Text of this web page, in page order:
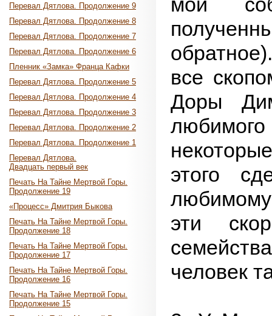
Перевал Дятлова. Продолжение 9
Перевал Дятлова. Продолжение 8
Перевал Дятлова. Продолжение 7
Перевал Дятлова. Продолжение 6
Пленник «Замка» Франца Кафки
Перевал Дятлова. Продолжение 5
Перевал Дятлова. Продолжение 4
Перевал Дятлова. Продолжение 3
Перевал Дятлова. Продолжение 2
Перевал Дятлова. Продолжение 1
Перевал Дятлова.
Двадцать первый век
Печать На Тайне Мертвой Горы.
Продолжение 19
«Процесс» Дмитрия Быкова
Печать На Тайне Мертвой Горы.
Продолжение 18
Печать На Тайне Мертвой Горы.
Продолжение 17
Печать На Тайне Мертвой Горы.
Продолжение 16
Печать На Тайне Мертвой Горы.
Продолжение 15
все
Доры
этого
любимому
эти
человек